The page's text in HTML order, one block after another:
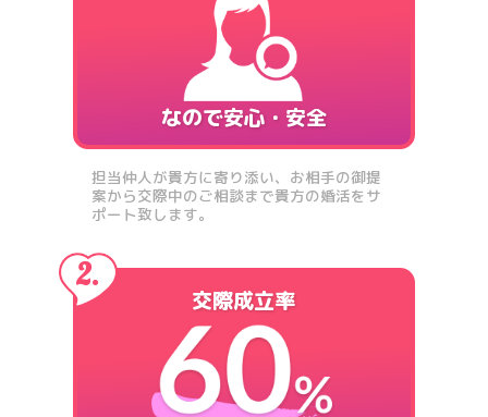
なので安心・安全
担当仲人が貴方に寄り添い、お相手の御提
案から交際中のご相談まで貴方の婚活をサ
ポート致します。
交際成立率